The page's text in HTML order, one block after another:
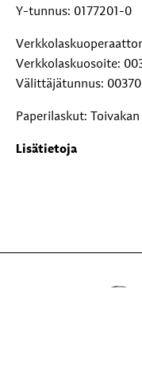
Y-tunnus: 0177201-0
Verkkolaskuosoite:
Välittäjätunnus:
Paperilaskut:
Lisätietoja